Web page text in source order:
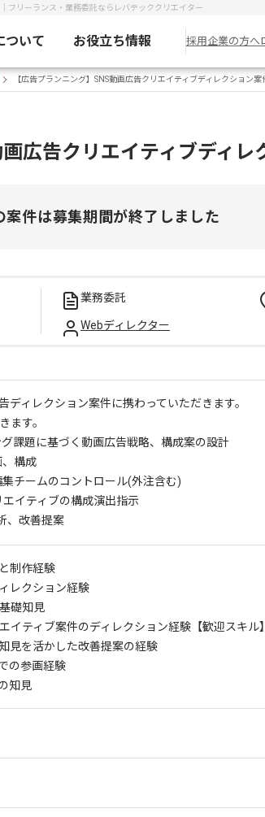
フリーランス・業務委託ならレバテッククリエイター
ついて お役立ち情報 採用企業の方へ
【広告プランニング】SNS動画広告クリエイティブディレクション案
画広告クリエイティブディ
案件は募集期間が終了しました
業務委託
Webディレクター
ディレクション案件に携わっていただきます。
ます。
課題に基づく動画広告戦略、構成案の設計
構成
チームのコントロール(外注含む)
イティブの構成演出指示
、改善提案
制作経験
レクション経験
礎知見
イティブ案件のディレクション経験 【歓迎スキ
見を活かした改善提案の経験
の参画経験
知見